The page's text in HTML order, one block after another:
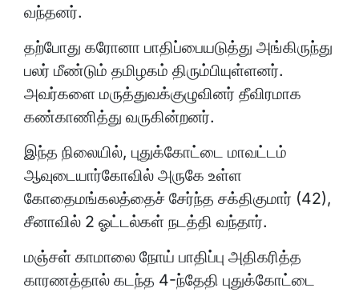
வந்தனர்.
தற்போது கரோனா பாதிப்பையடுத்து அங்கிருந்து
பலர் மீண்டும் தமிழகம் திரும்பியுள்ளனர்.
அவர்களை மருத்துவக்குழுவினர் தீவிரமாக
கண்காணித்து வருகின்றனர்.
இந்த நிலையில், புதுக்கோட்டை மாவட்டம்
ஆவுடையார்கோவில் அருகே உள்ள
கோதைமங்கலத்தைச் சேர்ந்த சக்திகுமார் (42),
சீனாவில் 2 ஓட்டல்கள் நடத்தி வந்தார்.
மஞ்சள் காமாலை நோய் பாதிப்பு அதிகரித்த
காரணத்தால் கடந்த 4-ந்தேதி புதுக்கோட்டை